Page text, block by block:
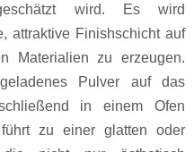
wird. Es wird
attraktive Finishschicht auf
Materialien zu erzeugen.
Pulver auf das
in einem Ofen
zu einer glatten oder